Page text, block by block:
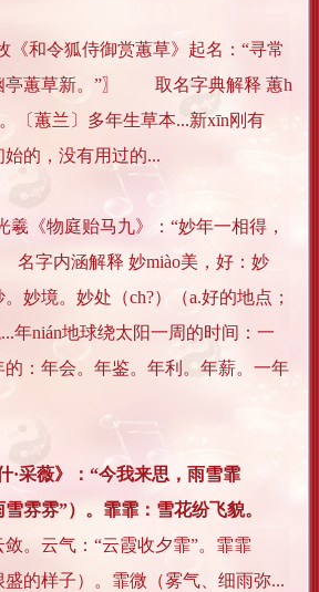
和令狐侍御赏蕙草》起名：“寻常
亭蕙草新。”〗 取名字典解释 蕙h
〔蕙兰〕多年生草本...新xīn刚有
的，没有用过的...
《物庭贻马九》：“妙年一相得，
字内涵解释 妙miào美，好：妙
妙境。妙处（ch?）（a.好的地点；
年nián地球绕太阳一周的时间：一
：年会。年鉴。年利。年薪。一年
·采薇》：“今我来思，雨雪霏
雰雰”）。霏霏：雪花纷飞貌。
。云气：“云霞收夕霏”。霏霏
盛的样子）。霏微（雾气、细雨弥...